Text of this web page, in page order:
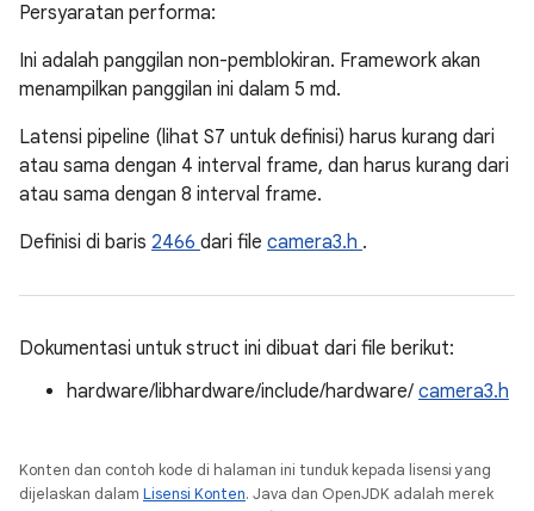
Persyaratan performa:
Ini adalah panggilan non-pemblokiran. Framework akan
menampilkan panggilan ini dalam 5 md.
Latensi pipeline (lihat S7 untuk definisi) harus kurang dari
atau sama dengan 4 interval frame, dan harus kurang dari
atau sama dengan 8 interval frame.
Definisi di baris 2466 dari file camera3.h .
Dokumentasi untuk struct ini dibuat dari file berikut:
hardware/libhardware/include/hardware/ camera3.h
Konten dan contoh kode di halaman ini tunduk kepada lisensi yang
dijelaskan dalam Lisensi Konten. Java dan OpenJDK adalah merek